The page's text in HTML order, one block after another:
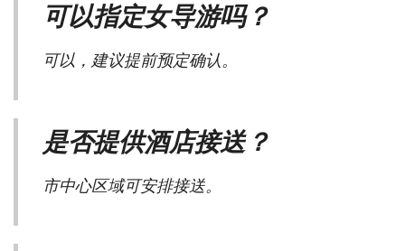
可以指定女导游吗？
可以，建议提前预定确认。
是否提供酒店接送？
市中心区域可安排接送。